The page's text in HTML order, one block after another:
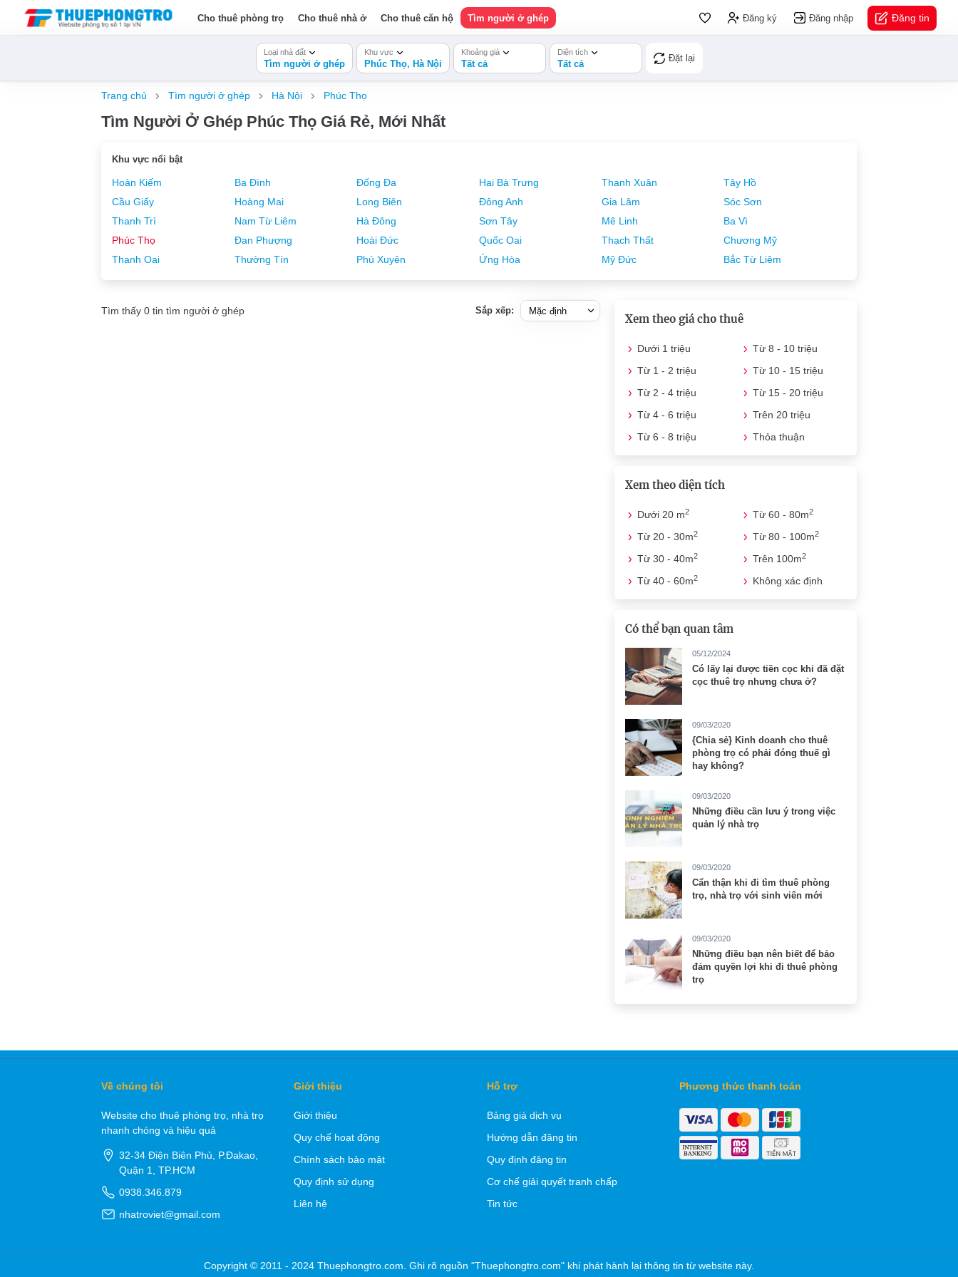
Cho thuê phòng trọ Cho thuê nhà ở Cho thuê căn hộ Tìm người ở ghép Đăng ký Đăng nhập Đăng tin
Loại nhà đất
Tìm người ở ghép
Khu vực
Phúc Thọ, Hà Nội
Khoảng giá
Tất cả
Diện tích
Tất cả
Đặt lại
Trang chủ Tìm người ở ghép Hà Nội Phúc Thọ
Tìm Người Ở Ghép Phúc Thọ Giá Rẻ, Mới Nhất
Khu vực nổi bật
Hoàn Kiếm Ba Đình Đống Đa Hai Bà Trưng Thanh Xuân
Tây Hồ
Cầu Giấy
Hoàng Mai Long Biên Đông Anh Gia Lâm
Sóc Sơn
Thanh Trì
Nam Từ Liêm Hà Đông Sơn Tây Mê Linh
Ba Vì
Phúc Thọ
Đan Phượng Hoài Đức Quốc Oai Thạch Thất
Chương Mỹ
Thanh Oai
Thường Tín Phú Xuyên Ứng Hòa Mỹ Đức Bắc Từ Liêm
Tìm thấy 0 tin tìm người ở ghép Sắp xếp:
Xem theo giá cho thuê
Dưới 1 triệu
Từ 1 - 2 triệu
Từ 2 - 4 triệu
Từ 4 - 6 triệu
Từ 6 - 8 triệu
Từ 8 - 10 triệu
Từ 10 - 15 triệu
Từ 15 - 20 triệu
Trên 20 triệu
Thỏa thuận
Xem theo diện tích
Dưới 20 m2
Từ 20 - 30m2
Từ 30 - 40m2
Từ 40 - 60m2
Từ 60 - 80m2
Từ 80 - 100m2
Trên 100m2
Không xác định
Có thể bạn quan tâm
05/12/2024
Có lấy lại được tiền cọc khi đã đặt
cọc thuê trọ nhưng chưa ở?
09/03/2020
{Chia sẻ} Kinh doanh cho thuê
phòng trọ có phải đóng thuế gì
hay không?
09/03/2020
Những điều cần lưu ý trong việc
quản lý nhà trọ
09/03/2020
Cẩn thận khi đi tìm thuê phòng
trọ, nhà trọ với sinh viên mới
09/03/2020
Những điều bạn nên biết để bảo
đảm quyền lợi khi đi thuê phòng
trọ
Về chúng tôi
Website cho thuê phòng trọ, nhà trọ
nhanh chóng và hiệu quả
32-34 Điện Biên Phủ, P.Đakao,
Quận 1, TP.HCM
0938.346.879
nhatroviet@gmail.com
Giới thiệu
Giới thiệu
Quy chế hoạt động
Chính sách bảo mật
Quy định sử dụng
Liên hệ
Hỗ trợ
Bảng giá dịch vụ
Hướng dẫn đăng tin
Quy định đăng tin
Cơ chế giải quyết tranh chấp
Tin tức
Phương thức thanh toán
Copyright © 2011 - 2024 Thuephongtro.com. Ghi rõ nguồn "Thuephongtro.com" khi phát hành lại thông tin từ website này.